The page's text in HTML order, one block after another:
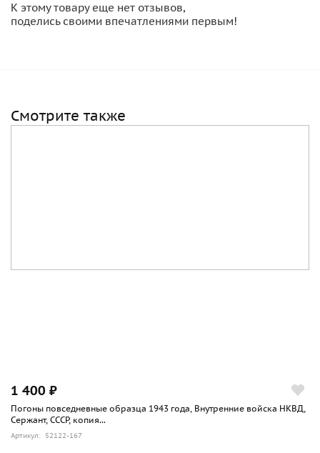
К этому товару еще нет отзывов,
поделись своими впечатлениями первым!
Смотрите также
1 400 ₽
Погоны повседневные образца 1943 года, Внутренние войска НКВД,
Сержант, СССР, копия...
Артикул: 52122-167